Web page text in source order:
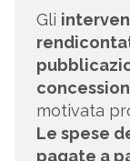
Gli
motivata
Le spese
pagate a